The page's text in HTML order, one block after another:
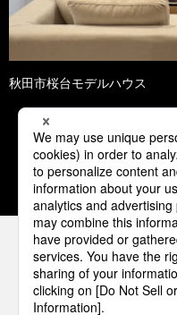
秋田市桜台モデルハウス
1 2
パナソニックの